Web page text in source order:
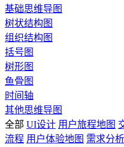
基础思维导图
树状结构图
组织结构图
括号图
树形图
鱼骨图
时间轴
其他思维导图
全部 UI设计 用户旅程地图
流程 用户体验地图 需求分析